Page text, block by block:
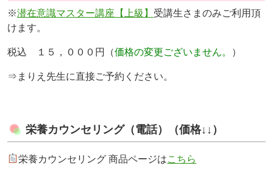
※潜在意識マスター講座【上級】 受講生さまのみご利用頂
けます。
税込 １５，０００円（価格の変更ございません。 ）
⇒まりえ先生に直接ご予約ください。
栄養カウンセリング（電話）（価格↓↓）
栄養カウンセリング 商品ページはこちら